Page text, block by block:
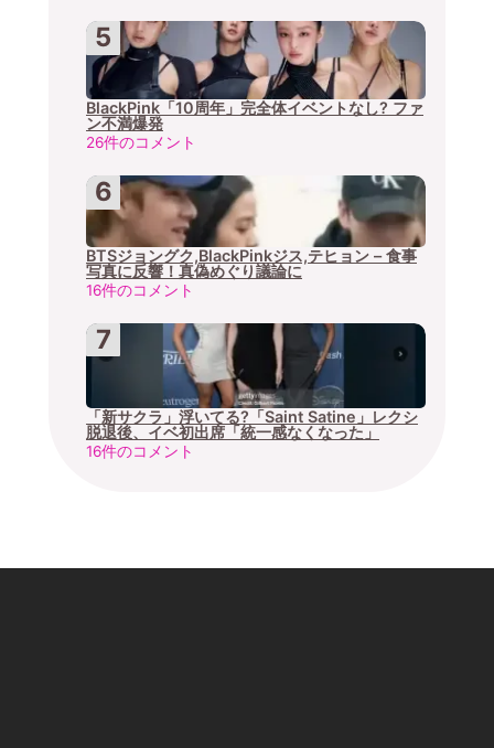
BlackPink「10周年」完全体イベントなし? ファ
ン不満爆発
26件のコメント
BTSジョングク,BlackPinkジス,テヒョン – 食事
写真に反響！真偽めぐり議論に
16件のコメント
「新サクラ」浮いてる?「Saint Satine」レクシ
脱退後、イベ初出席「統一感なくなった」
16件のコメント